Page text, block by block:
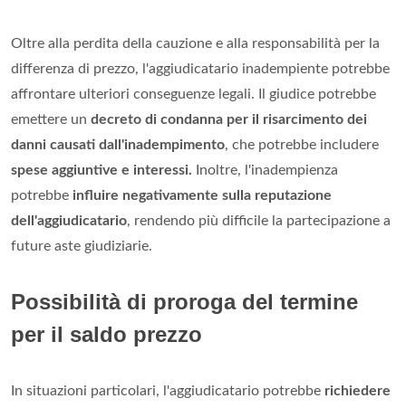
Oltre alla perdita della cauzione e alla responsabilità per la
differenza di prezzo, l'aggiudicatario inadempiente potrebbe
affrontare ulteriori conseguenze legali. Il giudice potrebbe
emettere un decreto di condanna per il risarcimento dei
danni causati dall'inadempimento, che potrebbe includere
spese aggiuntive e interessi.
Inoltre, l'inadempienza
potrebbe influire negativamente sulla reputazione
dell'aggiudicatario, rendendo più difficile la partecipazione a
future aste giudiziarie.
Possibilità di proroga del termine
per il saldo prezzo
In situazioni particolari, l'aggiudicatario potrebbe richiedere